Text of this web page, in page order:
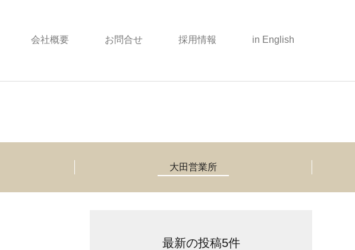
会社概要 お問合せ 採用情報 in English
大田営業所
最新の投稿5件